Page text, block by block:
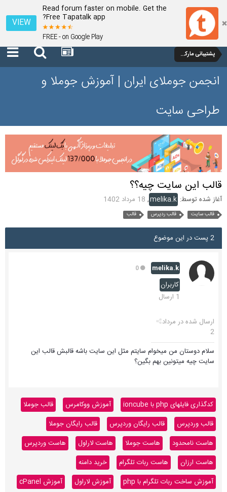
Read forum faster on mobile. Get the
Free Tapatalk app?
FREE - on Google Play
VIEW
پشتیبانی مارکت وردپرس
انجمن جوملای ایران | آموزش جوملا و
طراحی سایت
قالب این سایت چیه؟؟
آغاز شده توسط: melika.k
, 18 مرداد 1402
قالب سایت قالب ردپرس قالب
2 پست در این موضوع
melika.k
کاربران
1 ارسال
ارسال شده در مرداد
2
سلام دوستان من میخوام سایتم مثل این سایت باشه قالبش قالب این
سایت چیه میتونین بهم بگین؟
کدگذاری فایلهای php با ioncube آموزش ووکامرس
قالب جوملا
قالب وردپرس
قالب رایگان وردپرس
قالب رایگان جوملا
هاست نامحدود
هاست جوملا هاست لاراول
هاست وردپرس
هاست ارزان
هاست ربات تلگرام
خرید دامنه
آموزش ساخت ربات تلگرام با php
آموزش لاراول
آموزش cPanel